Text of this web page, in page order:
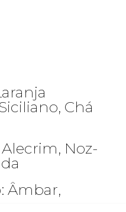
Chá
Noz-
Âmbar,